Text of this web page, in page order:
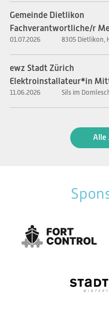
Gemeinde Dietlikon
Fachverantwortliche/r
01.07.2026 8305 Dietlikon,
ewz Stadt Zürich
Elektroinstallateur*in
11.06.2026 Sils im
Alle